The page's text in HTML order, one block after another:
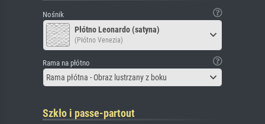
Nośnik
Płótno Leonardo (satyna)
(Płótno Venezia)
Rama na płótno
Rama płótna - Obraz lustrzany z boku
Szkło i passe-partout